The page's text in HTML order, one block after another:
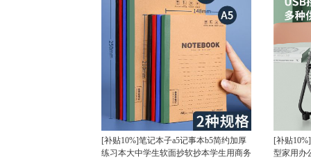
[补贴10%]笔记本子a5记事本b5简约加厚
练习本大中学生软面抄软抄本学生用商务
[补贴
型家用办